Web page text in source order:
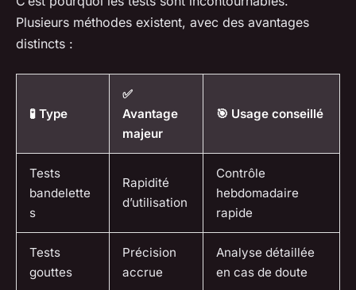
Plusieurs méthodes existent, avec des avantages
distincts :
🧪 Type
✅
Avantage
majeur
🎯 Usage conseillé
Tests
bandelette
s
Rapidité
d’utilisation
Contrôle
hebdomadaire
rapide
Tests
gouttes
Précision
accrue
Analyse détaillée
en cas de doute